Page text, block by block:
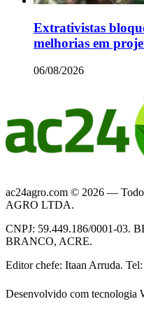
Extrativistas
melhorias em
06/08/2026
ac24agro.com © 2026 —
AGRO LTDA.
CNPJ: 59.449.186/0001-03.
BRANCO, ACRE.
Editor chefe: Itaan Arruda.
Desenvolvido com tecnologia